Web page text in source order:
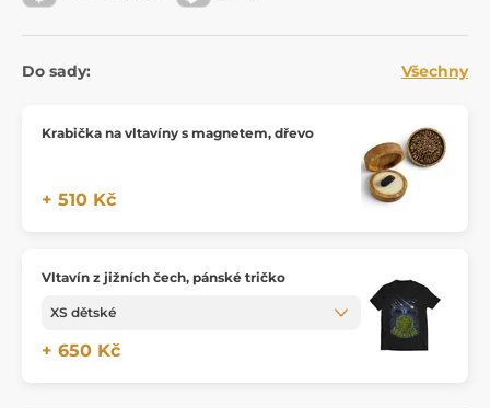
Do sady: Všechny
Krabička na vltavíny s magnetem, dřevo
+ 510 Kč
Vltavín z jižních čech, pánské tričko
+ 650 Kč